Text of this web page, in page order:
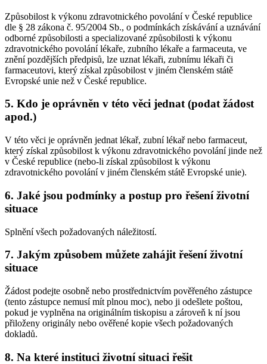
Způsobilost k výkonu zdravotnického povolání v České republice
dle § 28 zákona č. 95/2004 Sb., o podmínkách získávání a uznávání
odborné způsobilosti a specializované způsobilosti k výkonu
zdravotnického povolání lékaře, zubního lékaře a farmaceuta, ve
znění pozdějších předpisů, lze uznat lékaři, zubnímu lékaři či
farmaceutovi, který získal způsobilost v jiném členském státě
Evropské unie než v České republice.
5. Kdo je oprávněn v této věci jednat (podat žádost
apod.)
V této věci je oprávněn jednat lékař, zubní lékař nebo farmaceut,
který získal způsobilost k výkonu zdravotnického povolání jinde než
v České republice (nebo-li získal způsobilost k výkonu
zdravotnického povolání v jiném členském státě Evropské unie).
6. Jaké jsou podmínky a postup pro řešení životní
situace
Splnění všech požadovaných náležitostí.
7. Jakým způsobem můžete zahájit řešení životní
situace
Žádost podejte osobně nebo prostřednictvím pověřeného zástupce
(tento zástupce nemusí mít plnou moc), nebo ji odešlete poštou,
pokud je vyplněna na originálním tiskopisu a zároveň k ní jsou
přiloženy originály nebo ověřené kopie všech požadovaných
dokladů.
8. Na které instituci životní situaci řešit